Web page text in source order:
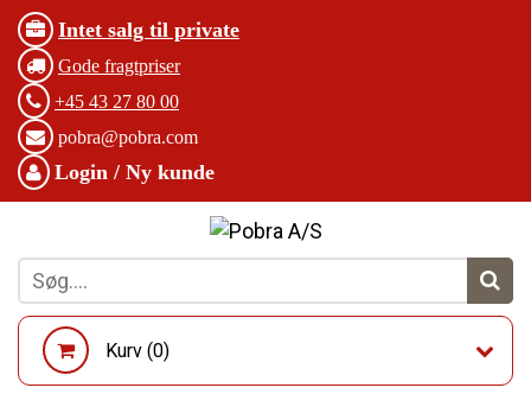
Intet salg til private
Gode fragtpriser
+45 43 27 80 00
pobra@pobra.com
Login / Ny kunde
Kurv (0)